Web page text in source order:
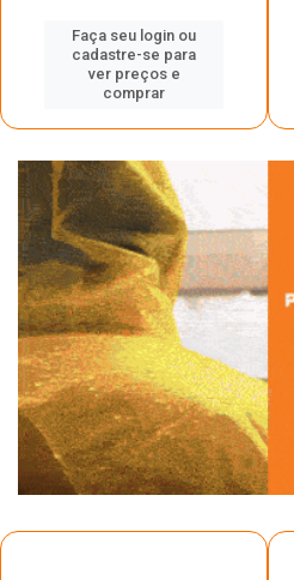
Faça seu login ou
cadastre-se para
ver preços e
comprar